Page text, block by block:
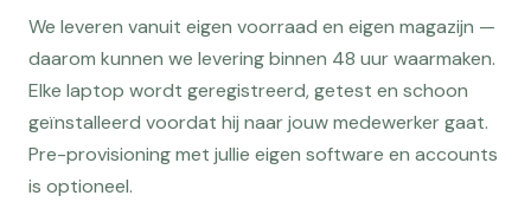
We leveren vanuit eigen voorraad en eigen magazijn —
daarom kunnen we levering binnen 48 uur waarmaken.
Elke laptop wordt geregistreerd, getest en schoon
geïnstalleerd voordat hij naar jouw medewerker gaat.
Pre-provisioning met jullie eigen software en accounts
is optioneel.